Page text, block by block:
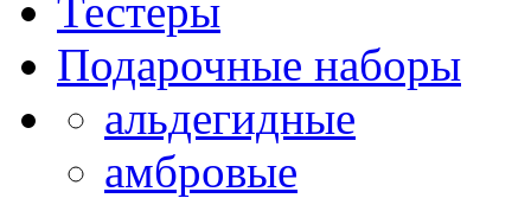
Тестеры
Подарочные наборы
альдегидные
амбровые